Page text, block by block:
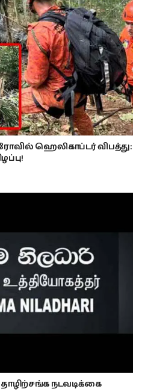
ஹெலிகாப்டர் விபத்து:
நடவடிக்கை